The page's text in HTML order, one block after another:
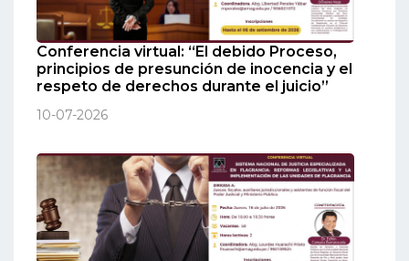
Conferencia virtual: “El debido Proceso,
principios de presunción de inocencia y el
respeto de derechos durante el juicio”
10-07-2026